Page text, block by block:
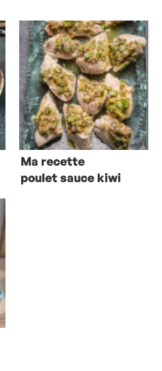
Ma recette
poulet sauce kiwi